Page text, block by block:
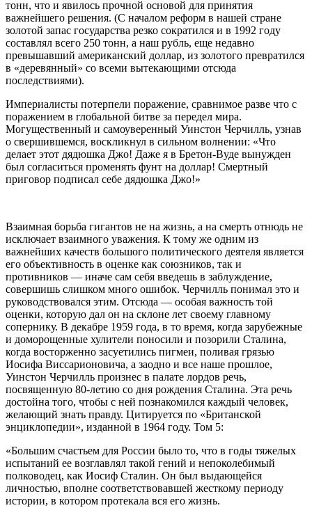
тонн, что и явилось прочной основой для принятия
важнейшего решения. (С началом реформ в нашей стране
золотой запас государства резко сократился и в 1992 году
составлял всего 250 тонн, а наш рубль, еще недавно
превышавший американский доллар, из золотого превратился
в «деревянный» со всеми вытекающими отсюда
последствиями).
Империалисты потерпели поражение, сравнимое разве что с
поражением в глобальной битве за передел мира.
Могущественный и самоуверенный Уинстон Черчилль, узнав
о свершившемся, воскликнул в сильном волнении: «Что
делает этот дядюшка Джо! Даже я в Бретон-Вуде вынужден
был согласиться променять фунт на доллар! Смертный
приговор подписал себе дядюшка Джо!»
Взаимная борьба гигантов не на жизнь, а на смерть отнюдь не
исключает взаимного уважения. К тому же одним из
важнейших качеств большого политического деятеля является
его объективность в оценке как союзников, так и
противников — иначе сам себя введешь в заблуждение,
совершишь слишком много ошибок. Черчилль понимал это и
руководствовался этим. Отсюда — особая важность той
оценки, которую дал он на склоне лет своему главному
сопернику. В декабре 1959 года, в то время, когда зарубежные
и доморощенные хулители поносили и позорили Сталина,
когда восторженно засуетились пигмеи, поливая грязью
Иосифа Виссарионовича, а заодно и все наше прошлое,
Уинстон Черчилль произнес в палате лордов речь,
посвященную 80-летию со дня рождения Сталина. Эта речь
достойна того, чтобы с ней познакомился каждый человек,
желающий знать правду. Цитируется по «Британской
энциклопедии», изданной в 1964 году. Том 5:
«Большим счастьем для России было то, что в годы тяжелых
испытаний ее возглавлял такой гений и непоколебимый
полководец, как Иосиф Сталин. Он был выдающейся
личностью, вполне соответствовавшей жесткому периоду
истории, в котором протекала вся его жизнь.